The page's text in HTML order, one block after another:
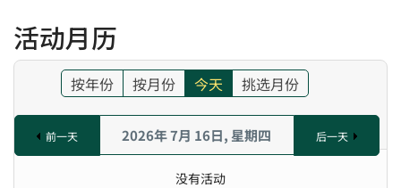
活动月历
按年份 按月份 今天 挑选月份
前一天 2026年 7月 16日, 星期四 后一天
没有活动